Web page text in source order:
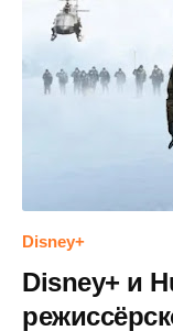
Disney+
Disney+ и